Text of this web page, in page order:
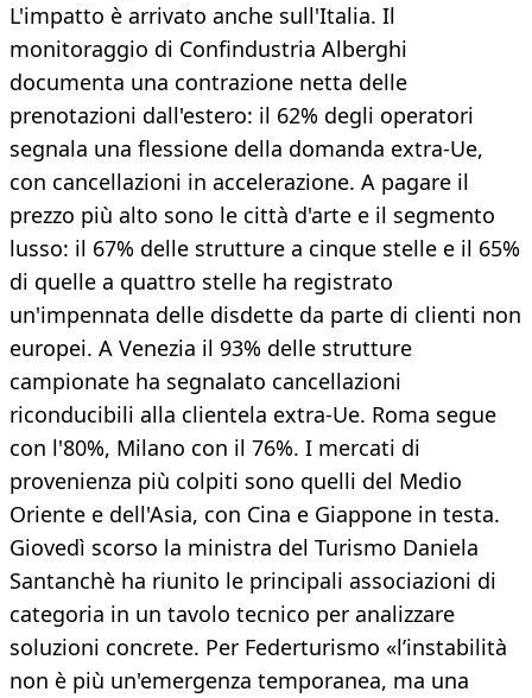
L'impatto è arrivato anche sull'Italia. Il
monitoraggio di Confindustria Alberghi
documenta una contrazione netta delle
prenotazioni dall'estero: il 62% degli operatori
segnala una flessione della domanda extra-Ue,
con cancellazioni in accelerazione. A pagare il
prezzo più alto sono le città d'arte e il segmento
lusso: il 67% delle strutture a cinque stelle e il 65%
di quelle a quattro stelle ha registrato
un'impennata delle disdette da parte di clienti non
europei. A Venezia il 93% delle strutture
campionate ha segnalato cancellazioni
riconducibili alla clientela extra-Ue. Roma segue
con l'80%, Milano con il 76%. I mercati di
provenienza più colpiti sono quelli del Medio
Oriente e dell'Asia, con Cina e Giappone in testa.
Giovedì scorso la ministra del Turismo Daniela
Santanchè ha riunito le principali associazioni di
categoria in un tavolo tecnico per analizzare
soluzioni concrete. Per Federturismo «l’instabilità
non è più un'emergenza temporanea, ma una